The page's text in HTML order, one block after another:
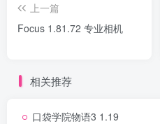
上一篇
Focus 1.81.72 专业相机
相关推荐
口袋学院物语3 1.19